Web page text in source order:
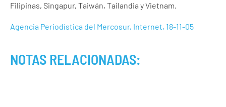
Filipinas, Singapur, Taiwán, Tailandia y Vietnam.
Agencia Periodística del Mercosur, Internet, 18-11-05
NOTAS RELACIONADAS: